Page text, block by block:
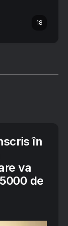
18
în
va
de